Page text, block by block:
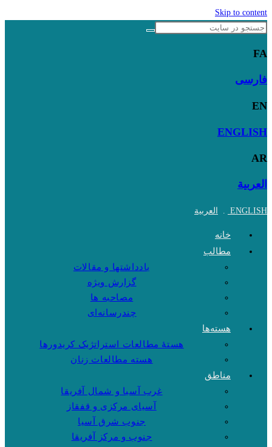
Skip to content
FA
فارسی
EN
ENGLISH
AR
العربية
ENGLISH
. العربية
خانه
مطالب
یادداشتها و مقالات
گزارش ویژه
مصاحبه ها
چندرسانه‌ای
هسته‌ها
هستهٔ مطالعات استراتژیک کریدورها
هسته مطالعات زنان
مناطق
غرب آسیا و شمال آفریقا
آسیای مرکزی و قفقاز
جنوب شرق آسیا
جنوب و مرکز آفریقا